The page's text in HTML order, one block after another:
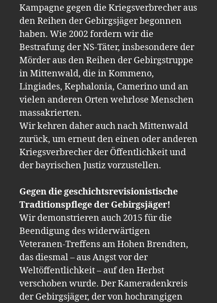
Kampagne gegen die Kriegsverbrecher aus
den Reihen der Gebirgsjäger begonnen
haben. Wie 2002 fordern wir die
Bestrafung der NS-Täter, insbesondere der
Mörder aus den Reihen der Gebirgstruppe
in Mittenwald, die in Kommeno,
Lingiades, Kephalonia, Camerino und an
vielen anderen Orten wehrlose Menschen
massakrierten.
Wir kehren daher auch nach Mittenwald
zurück, um erneut den einen oder anderen
Kriegsverbrecher der Öffentlichkeit und
der bayrischen Justiz vorzustellen.
Gegen die geschichtsrevisionistische
Traditionspflege der Gebirgsjäger!
Wir demonstrieren auch 2015 für die
Beendigung des widerwärtigen
Veteranen-Treffens am Hohen Brendten,
das diesmal – aus Angst vor der
Weltöffentlichkeit – auf den Herbst
verschoben wurde. Der Kameradenkreis
der Gebirgsjäger, der von hochrangigen